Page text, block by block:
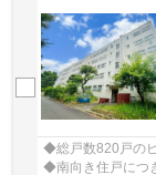
◆総戸数820戸の
◆南向き住戸につ